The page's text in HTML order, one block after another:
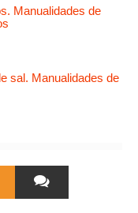
Manualidades de
sal. Manualidades de